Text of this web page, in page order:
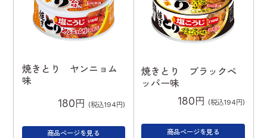
焼きとり ヤンニョム
味
180円 (税込194円)
商品ページを見る
焼きとり ブラックペ
ッパー味
180円 (税込194円)
商品ページを見る